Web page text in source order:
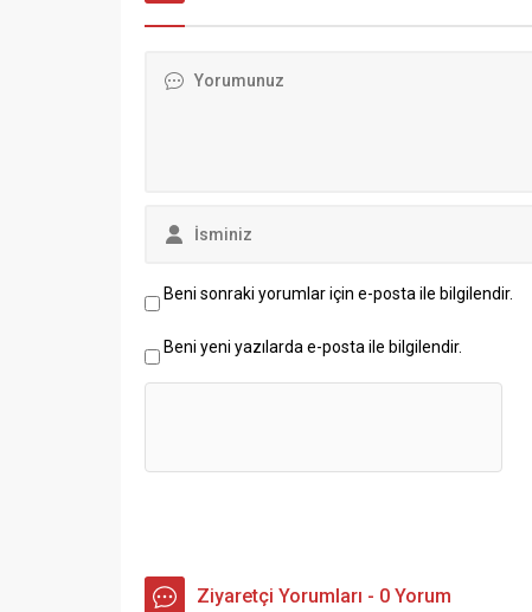
Beni sonraki yorumlar için e-posta ile bilgilendir.
Beni yeni yazılarda e-posta ile bilgilendir.
Ziyaretçi Yorumları - 0 Yorum